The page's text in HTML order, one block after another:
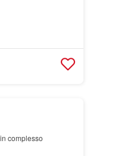
complesso